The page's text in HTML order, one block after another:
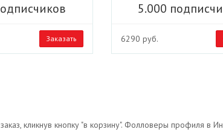
Заказать
5.000
6290 руб.
кликнув кнопку "в корзину". Фолловеры профиля в